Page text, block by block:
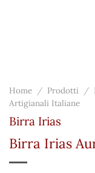
Home / Prodotti /
Artigianali Italiane
Birra Irias
Birra Irias